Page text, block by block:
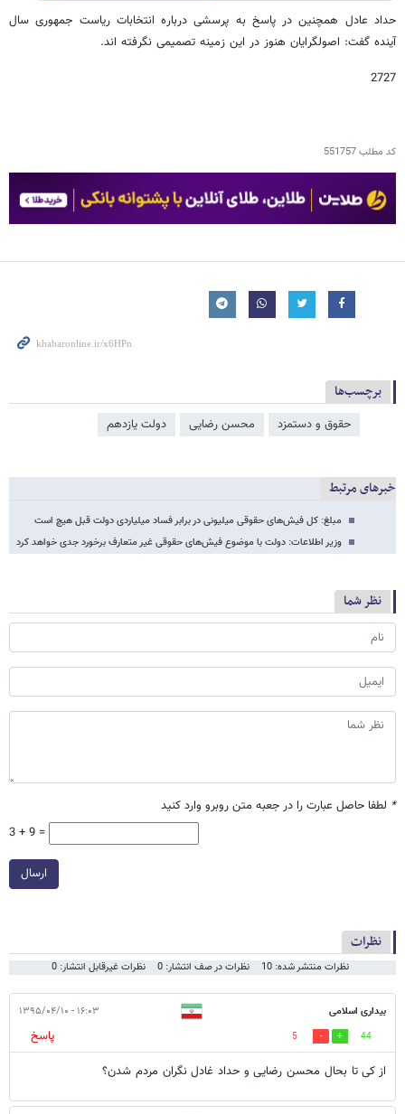
حداد عادل همچنین در پاسخ به پرسشی درباره انتخابات ریاست جمهوری سال
آینده گفت: اصولگرایان هنوز در این زمینه تصمیمی نگرفته اند.
2727
کد مطلب551757
برچسب‌ها
حقوق و دستمزد محسن رضایی دولت یازدهم
خبرهای مرتبط
مبلغ: کل فیش‌های حقوقی میلیونی در برابر فساد میلیاردی دولت قبل هیچ است
وزیر اطلاعات: دولت با موضوع فیش‌های حقوقی غیر متعارف برخورد جدی خواهد کرد
نظر شما
* لطفا حاصل عبارت را در جعبه متن روبرو وارد کنید
3 + 9 =
ارسال
نظرات
نظرات منتشر شده: 10 نظرات در صف انتشار: 0 نظرات غیرقابل انتشار: 0
بیداری اسلامی ۱۶:۰۳ - ۱۳۹۵/۰۴/۱۰
44
5
پاسخ
از کی تا بحال محسن رضایی و حداد غادل نگران مردم شدن؟